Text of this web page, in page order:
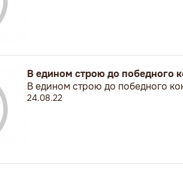
В едином строю до победного
В едином строю до победного
24.08.22